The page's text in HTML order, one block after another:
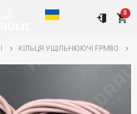
0
КІЛЬЦЯ УЩІЛЬНЮЮЧІ FPM80